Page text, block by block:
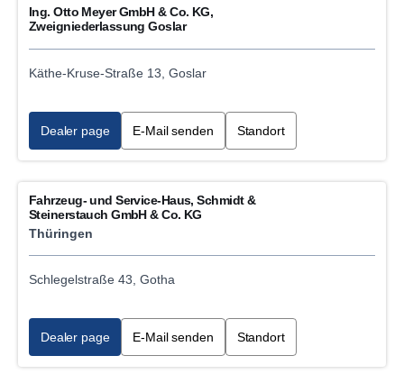
Ing. Otto Meyer GmbH & Co. KG,
Zweigniederlassung Goslar
Käthe-Kruse-Straße 13, Goslar
Dealer page E-Mail senden Standort
Fahrzeug- und Service-Haus, Schmidt &
Steinerstauch GmbH & Co. KG
Thüringen
Schlegelstraße 43, Gotha
Dealer page E-Mail senden Standort